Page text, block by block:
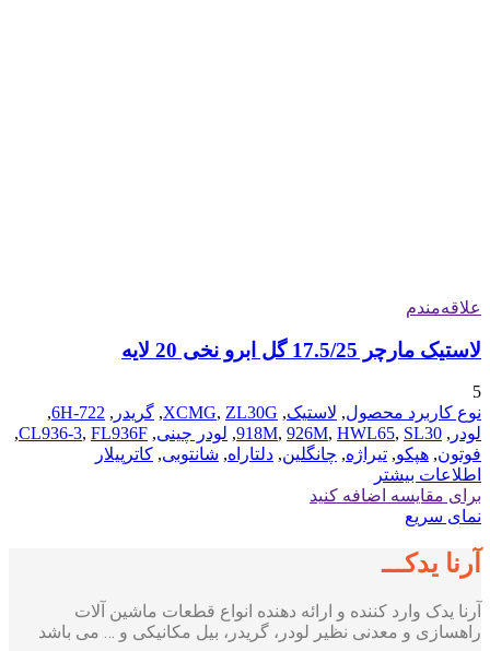
علاقه‌مندم
لاستیک مارچر 17.5/25 گل ابرو نخی 20 لایه
5
نوع کاربرد محصول, لاستیک,
XCMG, ZL30G
, گریدر ,
722-6H
,
لودر ,
918M, 926M, HWL65, SL30
, لودر چینی,
CL936-3, FL936F
,
فوتون, هپکو, تیراژه, چانگلین, دلتاراه, شانتوبی, کاترپیلار
اطلاعات بیشتر
برای مقایسه اضافه کنید
نمای سریع
آرنا یدکـــ
آرنا یدک وارد کننده و ارائه دهنده انواع قطعات ماشین آلات
راهسازی و معدنی نظیر لودر، گریدر، بیل مکانیکی و … می باشد